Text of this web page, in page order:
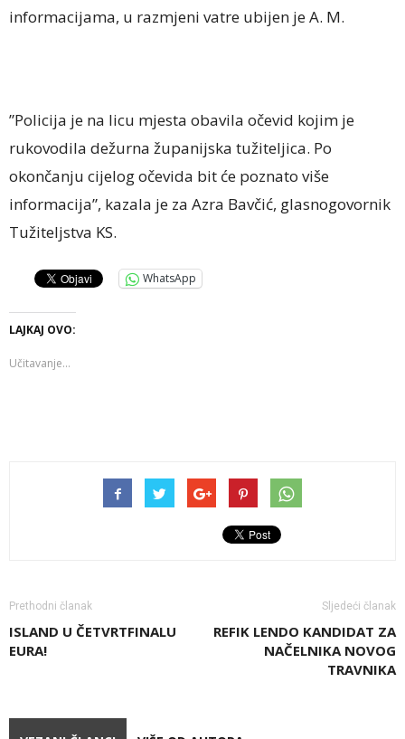
informacijama, u razmjeni vatre ubijen je A. M.
”Policija je na licu mjesta obavila očevid kojim je
rukovodila dežurna županijska tužiteljica. Po
okončanju cijelog očevida bit će poznato više
informacija”, kazala je za Azra Bavčić, glasnogovornik
Tužiteljstva KS.
WhatsApp
LAJKAJ OVO:
Učitavanje...
Prethodni članak
ISLAND U ČETVRTFINALU
EURA!
Sljedeći članak
REFIK LENDO KANDIDAT ZA
NAČELNIKA NOVOG
TRAVNIKA